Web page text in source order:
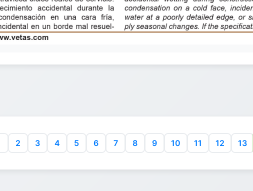
2 3 4 5 6 7 8 9 10 11 12 13